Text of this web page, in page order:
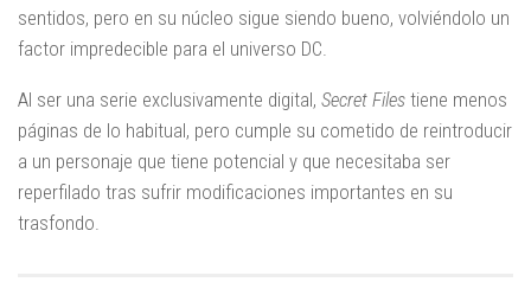
sentidos, pero en su núcleo sigue siendo bueno, volviéndolo un
factor impredecible para el universo DC.
Al ser una serie exclusivamente digital, Secret Files tiene menos
páginas de lo habitual, pero cumple su cometido de reintroducir
a un personaje que tiene potencial y que necesitaba ser
reperfilado tras sufrir modificaciones importantes en su
trasfondo.